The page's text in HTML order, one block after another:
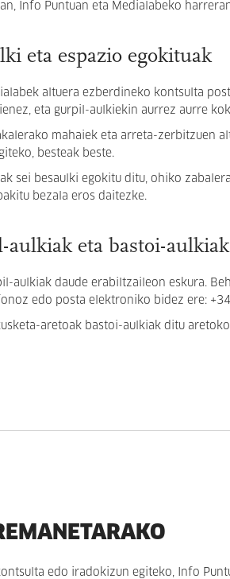
Info Puntuan eta Medialabeko
eta espazio egokituak
altuera ezberdineko kontsulta
eta gurpil-aulkiekin aurrez aurre
mahaiek eta arreta-zerbitzuen
besteak beste.
sei besaulki egokitu ditu, ohiko
bezala eros daitezke.
aulkiak eta bastoi-aulkiak
aulkiak daude erabiltzaileon eskura.
edo posta elektroniko bidez ere:
aretoak bastoi-aulkiak ditu
edo iradokizun egiteko, Info